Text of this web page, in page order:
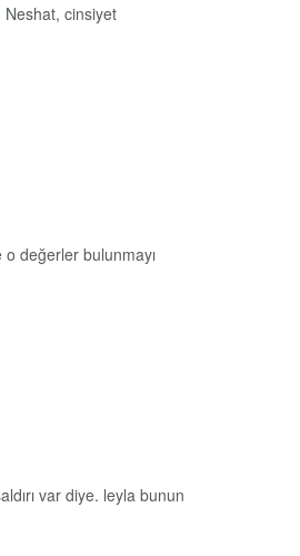
Neshat, cinsiyet
değerler bulunmayı
var diye. leyla bunun